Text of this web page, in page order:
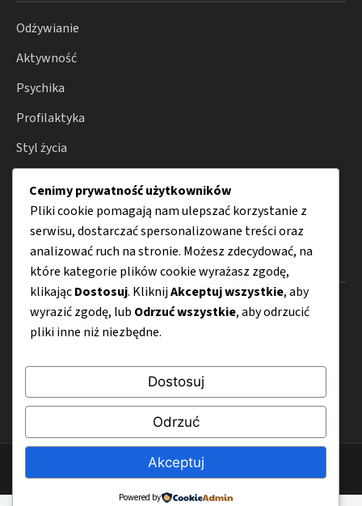
Odżywianie
Aktywność
Psychika
Profilaktyka
Styl życia
Porady
Menu
O nas
Kontakt
Mapa strony
Polityka prywatności
© 2026 KuzniaZdrowychNawykow.org.pl
Cenimy prywatność użytkowników
Pliki cookie pomagają nam ulepszać korzystanie z
serwisu, dostarczać spersonalizowane treści oraz
analizować ruch na stronie. Możesz zdecydować, na
które kategorie plików cookie wyrażasz zgodę,
klikającDostosuj. KliknijAkceptuj wszystkie, aby
wyrazić zgodę, lub Odrzuć wszystkie, aby odrzucić
pliki inne niż niezbędne.
Dostosuj
Odrzuć
Akceptuj
Powered by